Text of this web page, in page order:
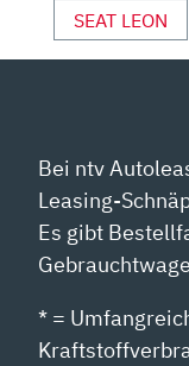
ANZEIGEN
SEAT LEON
Bei ntv
Leasing-
Es gibt
* =